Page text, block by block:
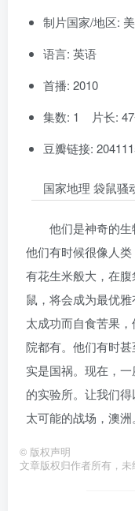
制片国家/地区:
语言: 英语
首播: 2010
集数: 1 片长: 47
豆瓣链接:
国家地理 袋鼠骚
他们是神奇的生
他们有时候很像人
有花生米般大，在
鼠，将会成为最优
太成功而自食苦果
院都有。他们有时
实是国祸。现在，
的实验所。让我们
太可能的战场，澳洲。
© 版权声明
文章版权归作者所有，未